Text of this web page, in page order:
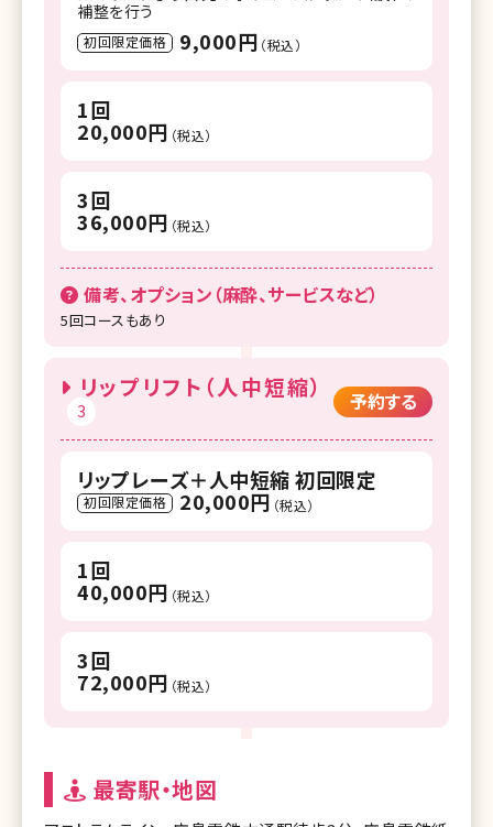
補整を行う
初回限定価格 9,000円 （税込）
1回
20,000円 （税込）
3回
36,000円 （税込）
備考、オプション（麻酔、サービスなど）
5回コースもあり
リップリフト（人中短縮）
3 予約する
リップレーズ＋人中短縮 初回限定
初回限定価格 20,000円 （税込）
1回
40,000円 （税込）
3回
72,000円 （税込）
最寄駅・地図